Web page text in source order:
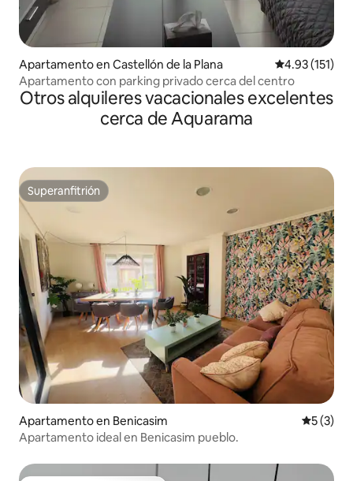
Apartamento en Castellón de la Plana Calificación
4.93 (151)
Apartamento con parking privado cerca del centro
Otros alquileres vacacionales excelentes
cerca de Aquarama
Superanfitrión
Superanfitrión
Apartamento en Benicasim
5 (3)
Apartamento ideal en Benicasim pueblo.